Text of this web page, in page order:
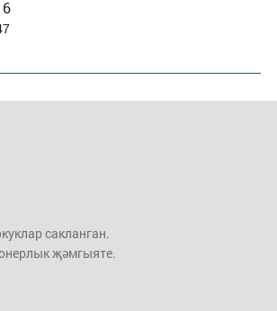
6
сакланган.
җәмгыяте.